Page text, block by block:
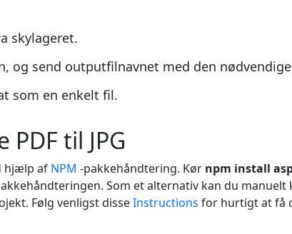
skylageret.
og send outputfilnavnet med den
som en enkelt fil.
til JPG
hjælp af NPM -pakkehåndtering. Kør npm install
Som et alternativ kan du manuelt
Følg venligst disseInstructions for hurtigt at få